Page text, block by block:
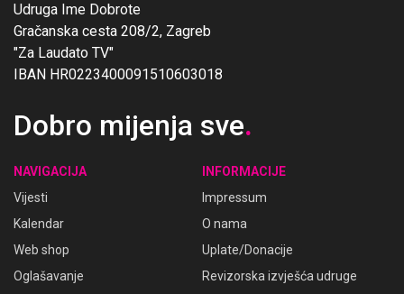
Udruga Ime Dobrote
Gračanska cesta 208/2, Zagreb
"Za Laudato TV"
IBAN HR0223400091510603018
Dobro mijenja sve.
NAVIGACIJA
Vijesti
Kalendar
Web shop
Oglašavanje
INFORMACIJE
Impressum
O nama
Uplate/Donacije
Revizorska izvješća udruge